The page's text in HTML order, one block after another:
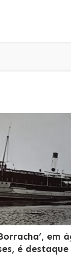
em
é destaque